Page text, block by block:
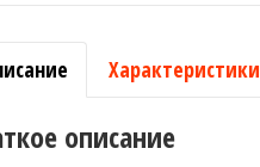
Характеристики
описание